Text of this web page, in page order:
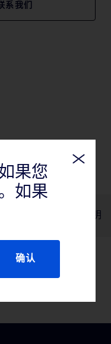
系我们
产品说明
果您
如果
确认